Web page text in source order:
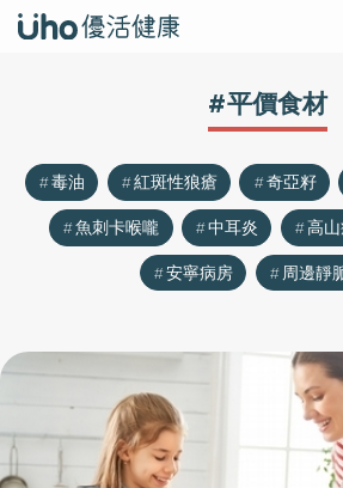
#平價食材
毒油 紅斑性狼瘡 奇亞籽
魚刺卡喉嚨
中耳炎 高
安寧病房
周邊靜